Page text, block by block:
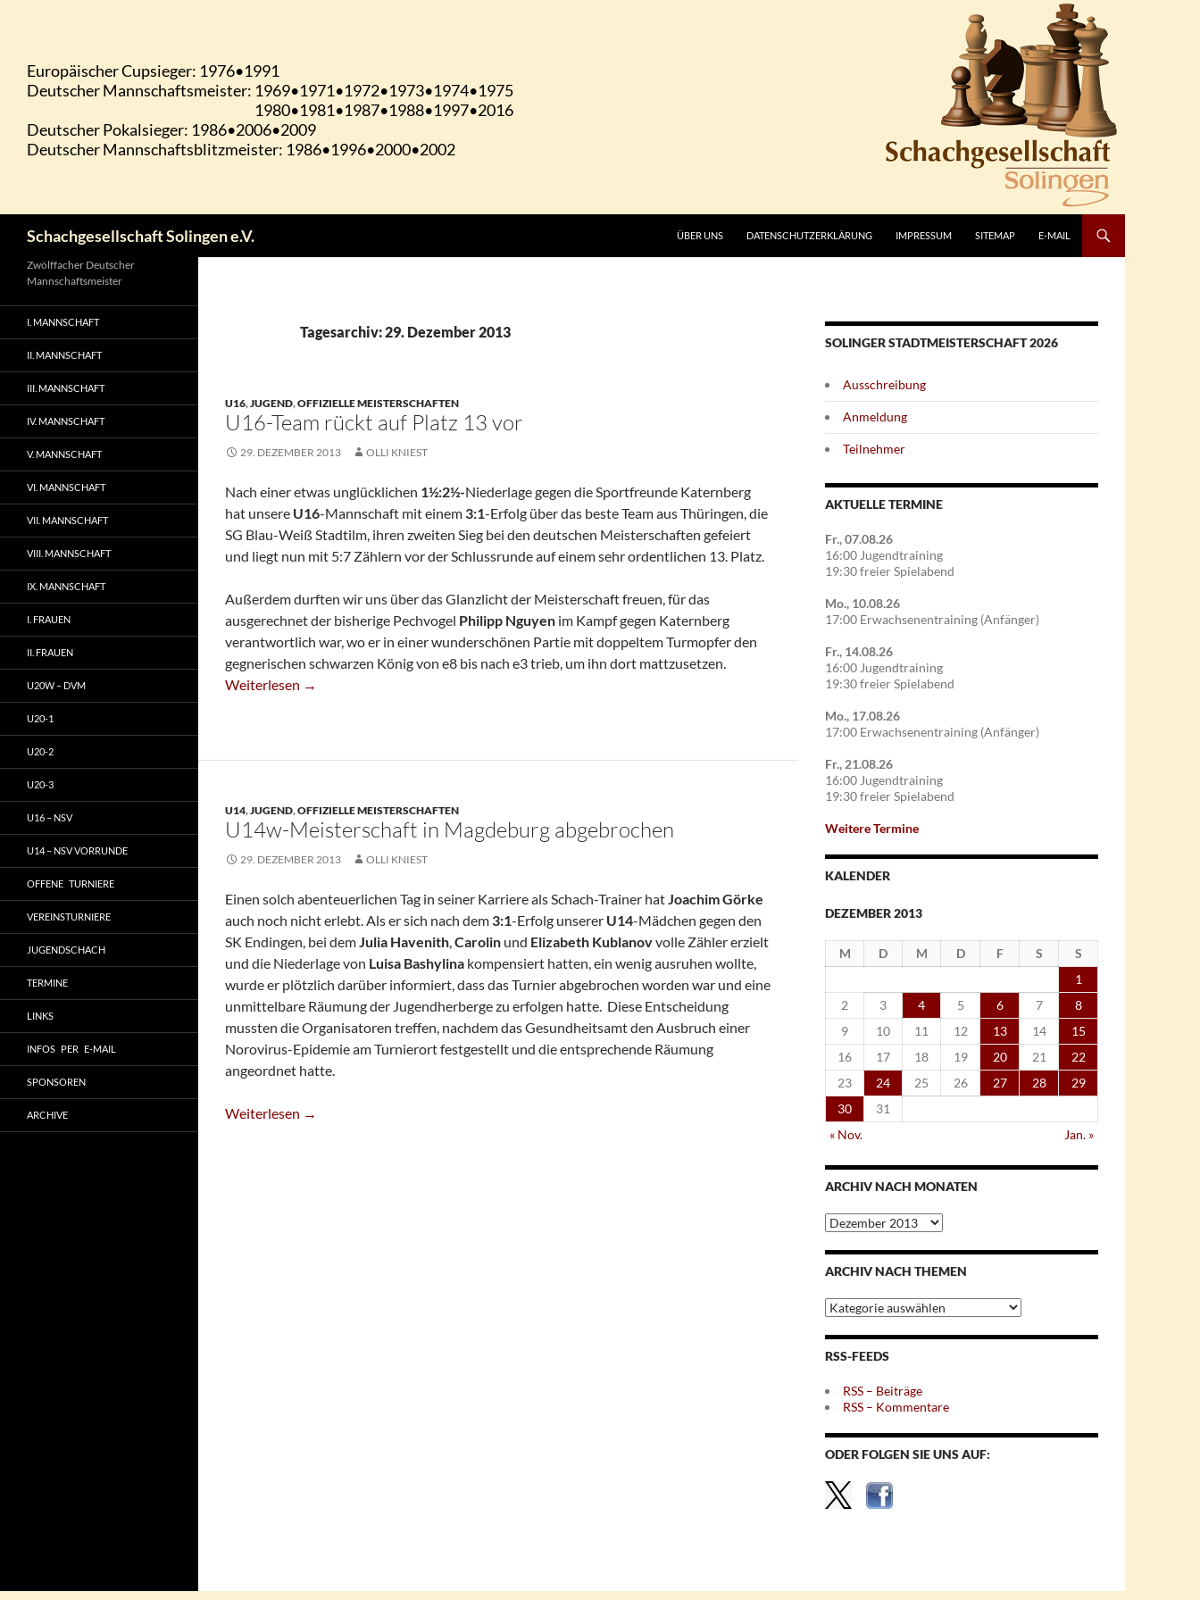
Schachgesellschaft Solingen e.V. ÜBER UNS DATENSCHUTZERKLÄRUNG IMPRESSUM SITEMAP E-MAIL
Tagesarchiv: 29. Dezember 2013
U16,JUGEND,OFFIZIELLE MEISTERSCHAFTEN
U16-Team rückt auf Platz 13 vor
29. DEZEMBER 2013 OLLI KNIEST
Nach einer etwas unglücklichen 1½:2½-Niederlage gegen die Sportfreunde Katernberg
hat unsere U16-Mannschaft mit einem 3:1-Erfolg über das beste Team aus Thüringen, die
SG Blau-Weiß Stadtilm, ihren zweiten Sieg bei den deutschen Meisterschaften gefeiert
und liegt nun mit 5:7 Zählern vor der Schlussrunde auf einem sehr ordentlichen 13. Platz.
Außerdem durften wir uns über das Glanzlicht der Meisterschaft freuen, für das
ausgerechnet der bisherige Pechvogel Philipp Nguyen im Kampf gegen Katernberg
verantwortlich war, wo er in einer wunderschönen Partie mit doppeltem Turmopfer den
gegnerischen schwarzen König von e8 bis nach e3 trieb, um ihn dort mattzusetzen.
U16-Team Rückt Auf Platz 13 Vor
Weiterlesen →
U14,JUGEND,OFFIZIELLE MEISTERSCHAFTEN
U14w-Meisterschaft in Magdeburg abgebrochen
29. DEZEMBER 2013 OLLI KNIEST
Einen solch abenteuerlichen Tag in seiner Karriere als Schach-Trainer hatJoachim Görke
auch noch nicht erlebt. Als er sich nach dem 3:1-Erfolg unserer U14-Mädchen gegen den
SK Endingen, bei demJulia Havenith,Carolin und Elizabeth Kublanovvolle Zähler erzielt
und die Niederlage von Luisa Bashylina kompensiert hatten, ein wenig ausruhen wollte,
wurde er plötzlich darüber informiert, dass das Turnier abgebrochen worden war und eine
unmittelbare Räumung der Jugendherberge zu erfolgen hatte. Diese Entscheidung
mussten die Organisatoren treffen, nachdem das Gesundheitsamt den Ausbruch einer
Norovirus-Epidemie am Turnierort festgestellt und die entsprechende Räumung
angeordnet hatte.
U14w-Meisterschaft In Magdeburg Abgebrochen
Weiterlesen →
SOLINGER STADTMEISTERSCHAFT 2026
Ausschreibung
Anmeldung
Teilnehmer
AKTUELLE TERMINE
Fr., 07.08.26
16:00 Jugendtraining
19:30 freier Spielabend
Mo., 10.08.26
17:00 Erwachsenentraining (Anfänger)
Fr., 14.08.26
16:00 Jugendtraining
19:30 freier Spielabend
Mo., 17.08.26
17:00 Erwachsenentraining (Anfänger)
Fr., 21.08.26
16:00 Jugendtraining
19:30 freier Spielabend
Weitere Termine
KALENDER
DEZEMBER 2013
M D M D F S
S
1
2
3 4 5 6 7
8
9
10 11 12 13 14
15
16
17 18 19 20 21
22
23
24 25 26 27 28
29
30
31
« Nov.
Jan. »
ARCHIV NACH MONATEN
Archiv
nach
Monaten
ARCHIV NACH THEMEN
Archiv
nach
Themen
RSS-FEEDS
RSS – Beiträge
RSS – Kommentare
ODER FOLGEN SIE UNS AUF:
Zwölffacher Deutscher
Mannschaftsmeister
I. MANNSCHAFT
II. MANNSCHAFT
III. MANNSCHAFT
IV. MANNSCHAFT
V. MANNSCHAFT
VI. MANNSCHAFT
VII. MANNSCHAFT
VIII. MANNSCHAFT
IX. MANNSCHAFT
I. FRAUEN
II. FRAUEN
U20W – DVM
U20-1
U20-2
U20-3
U16 – NSV
U14 – NSV VORRUNDE
OFFENE TURNIERE
VEREINSTURNIERE
JUGENDSCHACH
TERMINE
LINKS
INFOS PER E-MAIL
SPONSOREN
ARCHIVE